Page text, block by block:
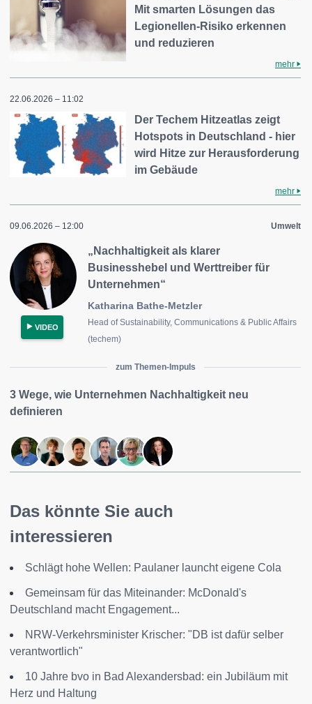
Mit smarten Lösungen das
Legionellen-Risiko erkennen
und reduzieren
mehr
22.06.2026 – 11:02
Der Techem Hitzeatlas zeigt
Hotspots in Deutschland - hier
wird Hitze zur Herausforderung
im Gebäude
mehr
09.06.2026 – 12:00 Umwelt
VIDEO
„Nachhaltigkeit als klarer
Businesshebel und Werttreiber für
Unternehmen“
Katharina Bathe-Metzler
Head of Sustainability, Communications & Public Affairs
(techem)
zum Themen-Impuls
3 Wege, wie Unternehmen Nachhaltigkeit neu
definieren
Das könnte Sie auch
interessieren
Schlägt hohe Wellen: Paulaner launcht eigene Cola
Gemeinsam für das Miteinander: McDonald's
Deutschland macht Engagement...
NRW-Verkehrsminister Krischer: "DB ist dafür selber
verantwortlich"
10 Jahre bvo in Bad Alexandersbad: ein Jubiläum mit
Herz und Haltung